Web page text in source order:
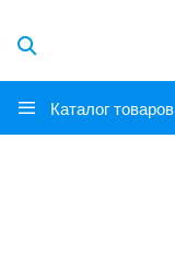
Каталог товаров